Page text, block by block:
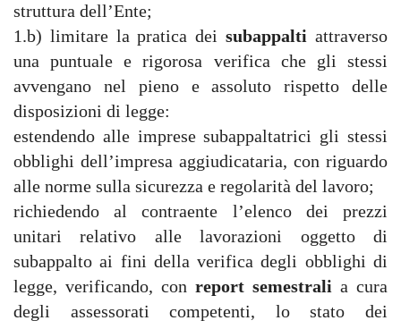
struttura dell’Ente;
1.b) limitare la pratica deisubappalti attraverso
una puntuale e rigorosa verifica che gli stessi
avvengano nel pieno e assoluto rispetto delle
disposizioni di legge:
estendendo alle imprese subappaltatrici gli stessi
obblighi dell’impresa aggiudicataria, con riguardo
alle norme sulla sicurezza e regolarità del lavoro;
richiedendo al contraente l’elenco dei prezzi
unitari relativo alle lavorazioni oggetto di
subappalto ai fini della verifica degli obblighi di
legge, verificando, con report semestrali a cura
degli assessorati competenti, lo stato dei